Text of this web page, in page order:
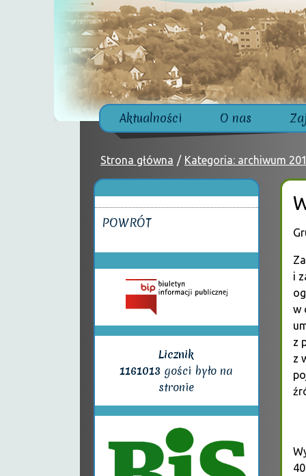
Aktualności O nas
Strona główna Kategoria: archiwum
i
w
z
z
POWRÓT
Licznik
1161013 gości było na
stronie